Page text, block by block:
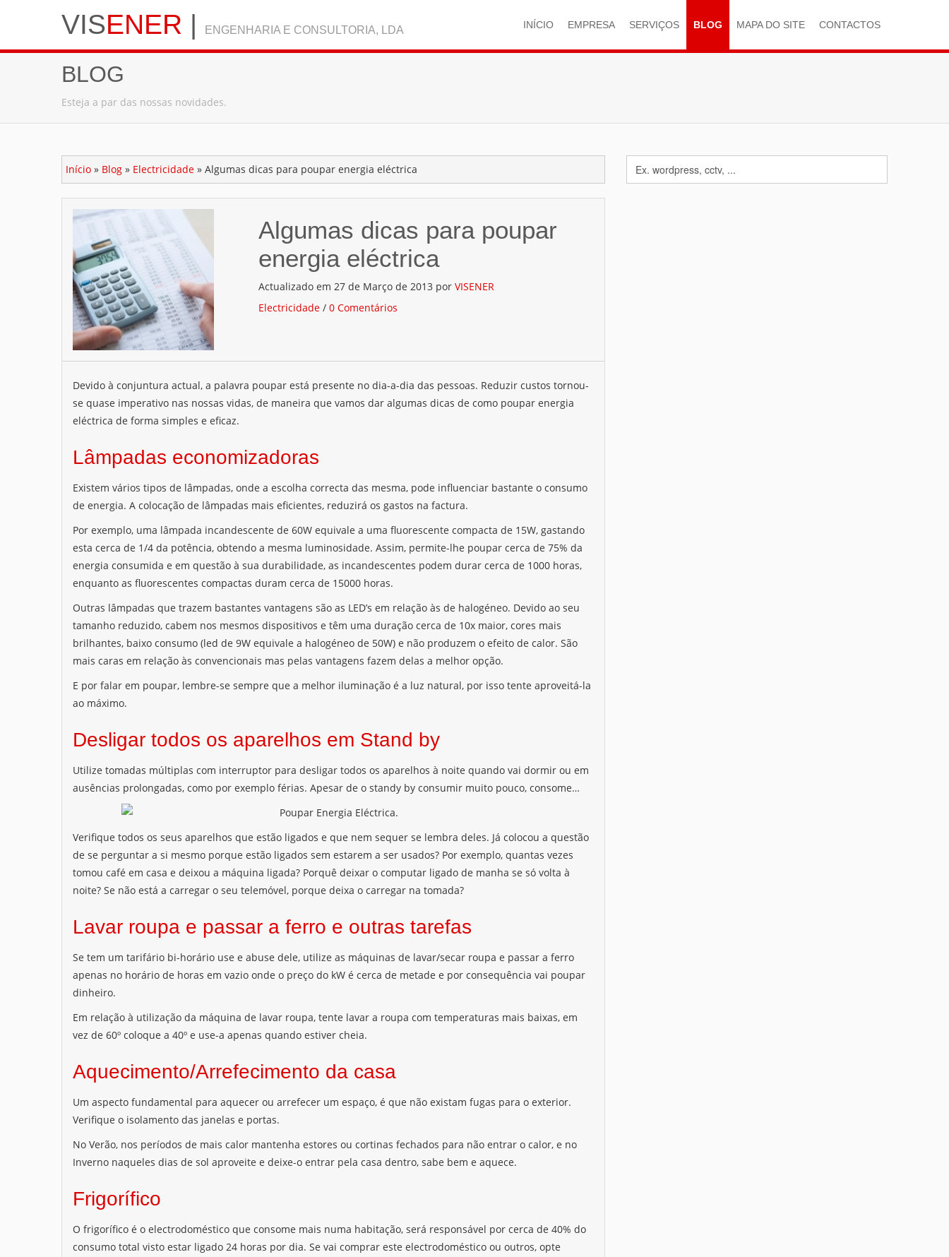
VISENER | ENGENHARIA E CONSULTORIA, LDA INÍCIO EMPRESA SERVIÇOS BLOG MAPA DO SITE CONTACTOS
BLOG
Esteja a par das nossas novidades.
Início » Blog » Electricidade » Algumas dicas para poupar energia eléctrica
Algumas dicas para poupar
energia eléctrica
Actualizado em 27 de Março de 2013 por VISENER
Electricidade/ 0 Comentários
Devido à conjuntura actual, a palavra poupar está presente no dia-a-dia das pessoas. Reduzir custos tornou-
se quase imperativo nas nossas vidas, de maneira que vamos dar algumas dicas de como poupar energia
eléctrica de forma simples e eficaz.
Lâmpadas economizadoras
Existem vários tipos de lâmpadas, onde a escolha correcta das mesma, pode influenciar bastante o consumo
de energia. A colocação de lâmpadas mais eficientes, reduzirá os gastos na factura.
Por exemplo, uma lâmpada incandescente de 60W equivale a uma fluorescente compacta de 15W, gastando
esta cerca de 1/4 da potência, obtendo a mesma luminosidade. Assim, permite-lhe poupar cerca de 75% da
energia consumida e em questão à sua durabilidade, as incandescentes podem durar cerca de 1000 horas,
enquanto as fluorescentes compactas duram cerca de 15000 horas.
Outras lâmpadas que trazem bastantes vantagens são as LED’s em relação às de halogéneo. Devido ao seu
tamanho reduzido, cabem nos mesmos dispositivos e têm uma duração cerca de 10x maior, cores mais
brilhantes, baixo consumo (led de 9W equivale a halogéneo de 50W) e não produzem o efeito de calor. São
mais caras em relação às convencionais mas pelas vantagens fazem delas a melhor opção.
E por falar em poupar, lembre-se sempre que a melhor iluminação é a luz natural, por isso tente aproveitá-la
ao máximo.
Desligar todos os aparelhos em Stand by
Utilize tomadas múltiplas com interruptor para desligar todos os aparelhos à noite quando vai dormir ou em
ausências prolongadas, como por exemplo férias. Apesar de o standy by consumir muito pouco, consome…
Verifique todos os seus aparelhos que estão ligados e que nem sequer se lembra deles. Já colocou a questão
de se perguntar a si mesmo porque estão ligados sem estarem a ser usados? Por exemplo, quantas vezes
tomou café em casa e deixou a máquina ligada? Porquê deixar o computar ligado de manha se só volta à
noite? Se não está a carregar o seu telemóvel, porque deixa o carregar na tomada?
Lavar roupa e passar a ferro e outras tarefas
Se tem um tarifário bi-horário use e abuse dele, utilize as máquinas de lavar/secar roupa e passar a ferro
apenas no horário de horas em vazio onde o preço do kW é cerca de metade e por consequência vai poupar
dinheiro.
Em relação à utilização da máquina de lavar roupa, tente lavar a roupa com temperaturas mais baixas, em
vez de 60º coloque a 40º e use-a apenas quando estiver cheia.
Aquecimento/Arrefecimento da casa
Um aspecto fundamental para aquecer ou arrefecer um espaço, é que não existam fugas para o exterior.
Verifique o isolamento das janelas e portas.
No Verão, nos períodos de mais calor mantenha estores ou cortinas fechados para não entrar o calor, e no
Inverno naqueles dias de sol aproveite e deixe-o entrar pela casa dentro, sabe bem e aquece.
Frigorífico
O frigorífico é o electrodoméstico que consome mais numa habitação, será responsável por cerca de 40% do
consumo total visto estar ligado 24 horas por dia. Se vai comprar este electrodoméstico ou outros, opte